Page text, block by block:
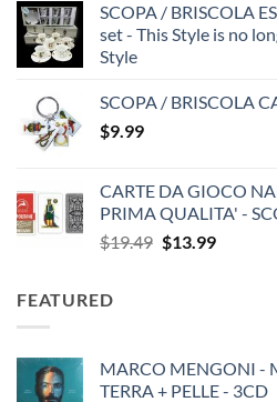
SCOPA / BRISCOLA
set - This Style is no
Style
SCOPA / BRISCOLA
$9.99
CARTE DA GIOCO
PRIMA QUALITA' -
$19.49 Original
$13.99Current
FEATURED
MARCO MENGONI -
TERRA + PELLE - 3CD